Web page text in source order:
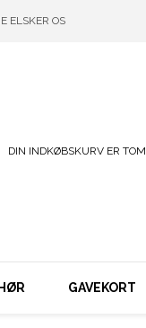
ELSKER OS
DIN INDKØBSKURV ER TOM
GAVEKORT